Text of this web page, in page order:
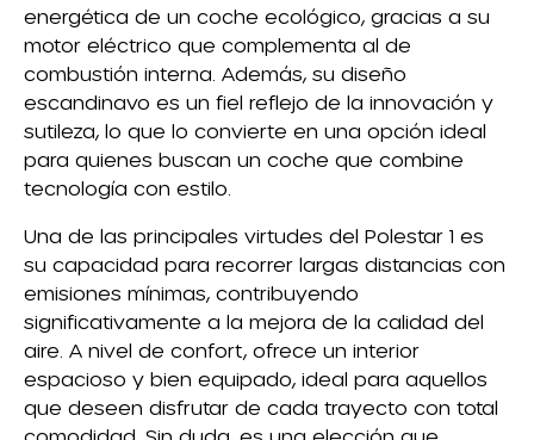
energética de un coche ecológico, gracias a su
motor eléctrico que complementa al de
combustión interna. Además, su diseño
escandinavo es un fiel reflejo de la innovación y
sutileza, lo que lo convierte en una opción ideal
para quienes buscan un coche que combine
tecnología con estilo.
Una de las principales virtudes del Polestar 1 es
su capacidad para recorrer largas distancias con
emisiones mínimas, contribuyendo
significativamente a la mejora de la calidad del
aire. A nivel de confort, ofrece un interior
espacioso y bien equipado, ideal para aquellos
que deseen disfrutar de cada trayecto con total